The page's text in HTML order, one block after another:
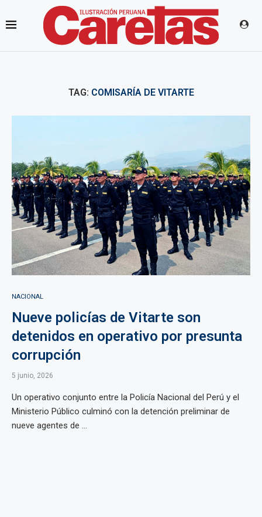
TAG: COMISARÍA DE VITARTE
NACIONAL
Nueve policías de Vitarte son
detenidos en operativo por presunta
corrupción
5 junio, 2026
Un operativo conjunto entre la Policía Nacional del Perú y el
Ministerio Público culminó con la detención preliminar de
nueve agentes de ...